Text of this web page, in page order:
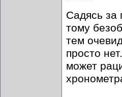
Садясь за
тому
тем
просто
может